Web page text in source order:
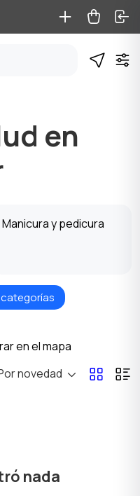
en
Manicura y pedicura
Perfumería
Cuidado del cabello
en el mapa
novedad
nada